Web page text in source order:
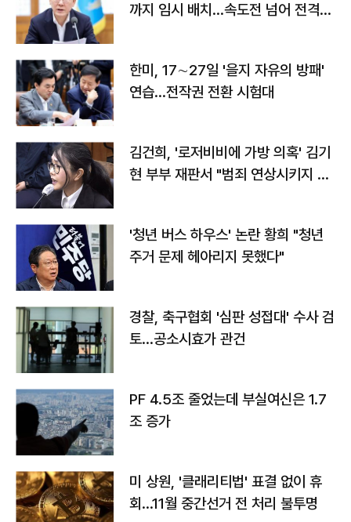
까지 임시 배치…속도전 넘어 전격
한미, 17∼27일 '을지 자유의 방패'
연습…전작권 전환 시험대
김건희, '로저비비에 가방 의혹' 김기
현 부부 재판서 "범죄 연상시키지 말
'청년 버스 하우스' 논란 황희 "청년
주거 문제 헤아리지 못했다"
경찰, 축구협회 '심판 성접대' 수사 검
토…공소시효가 관건
PF 4.5조 줄었는데 부실여신은 1.7
조 증가
미 상원, '클래리티법' 표결 없이 휴
회…11월 중간선거 전 처리 불투명